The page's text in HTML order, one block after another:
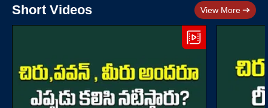
Short Videos View More